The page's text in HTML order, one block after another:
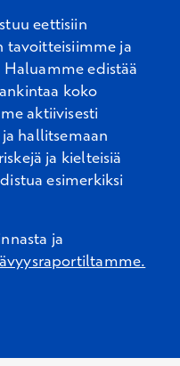
eettisiin
tavoitteisiimme ja
uuteen ikkunaan
Haluamme edistää
koko
aktiivisesti
hallitsemaan
ja kielteisiä
esimerkiksi
ja